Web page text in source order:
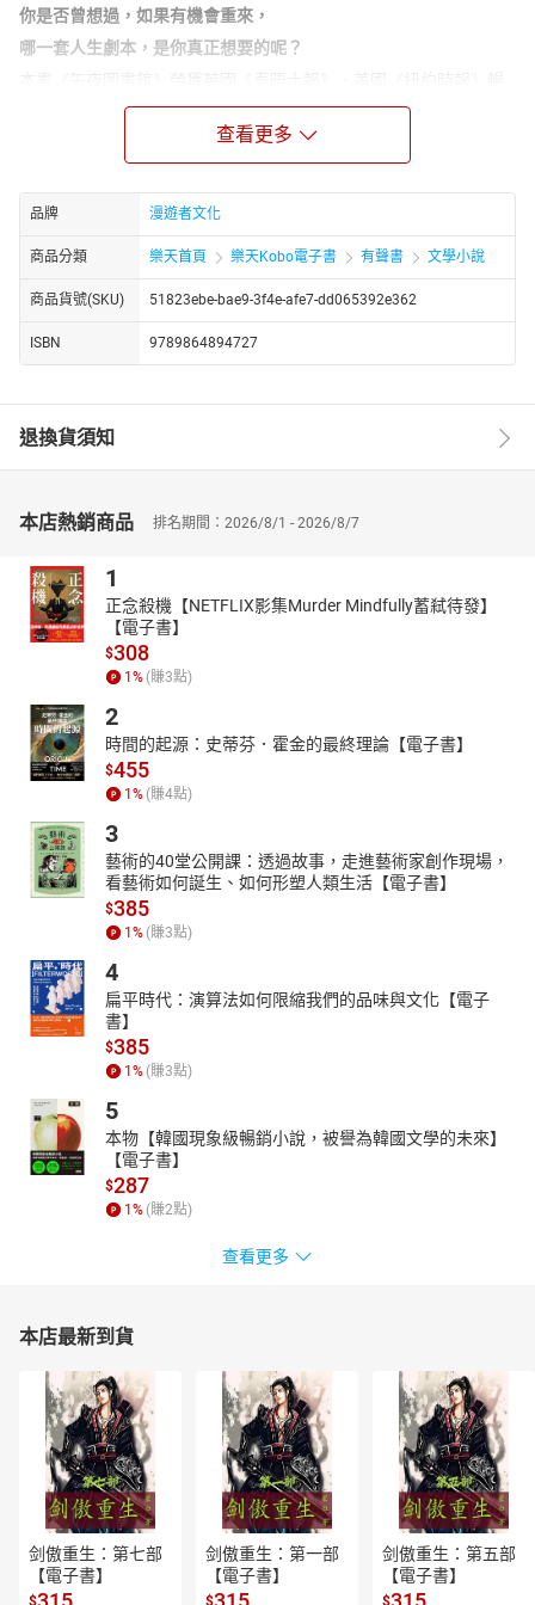
你是否曾想過，如果有機會重來，
哪一套人生劇本，是你真正想要的呢？
銷榜。2020年亞馬遜書店百大選書。The Glitter Guide網站選為
2020年9本必讀小說之一。除了佔據各大小說暢銷榜之外，本書亦
受到世界各國版權青睞，目前已賣出全球22國版權。電影版權也已
本書作者麥特．海格，是心靈療癒類型的暢銷書作者，是當代探討
盤踞英國暢銷榜40多週。曾罹患憂鬱症的他，在《午夜圖書館》
中，以跳躍式時空敘述手法，撰寫同樣罹患憂鬱症的女主角「諾
故事從三十五歲的諾拉，決定要自殺那天開始說起。
來到生與死的交界，走進了一座圖書館。
在圖書館裡，她獲得了重新來過的機會。因為那間午夜圖書館，收
「能選擇卻沒有選擇」的機會，都活過一次。
地的冰川學者，或是參加奧運的游泳選手、世界巡迴演唱的搖滾明
星等等。然而，這些光明美好、榮耀光環，都有各種不堪與不幸，
諾拉一一經歷過後，終於找到了一個人人稱羨、無懈可擊的人生。
但，這就是諾拉想要的嗎？
本書特別邀請聲音演員林涵柔老師擔任朗讀者，她的商業作品超過
兩千餘支，合作對象包含環球唱片、兩廳院，也是國內外知名遊戲
的指定配音員。涵柔老師在本書中一人分飾多角，她溫柔細膩的嗓
音，豐富多樣的變化，讓本書聽來更添故事性，透過不同的聲音表
情，為聽者締造出不同於文字的感官世界，並利用聲音力道的拿
捏，牽引著聽者潛伏在諾拉各式各樣的人生中。
《午夜圖書館》是一本覺醒小說，作者透過一次次的選擇，邀請讀
者一同思索一個，關於生死及選擇的哲學問題：
腦海中的夢想、修補曾破裂的人際關係、避開遺憾和錯誤……把這一
生中的所有不美好都屏（ㄅㄧㄥˇ）除之後，我們，就幸福了嗎？如
果時光倒流，我們真的會做出比較好的抉擇嗎？
本書獻給所有覺得自己不夠好，對人生充滿失望後悔，總是無止盡
另一個版本的自己，請先走進《午夜圖書館》，聆聽諾拉的故事。
本有聲書由【漫遊者事業群 × 遍路文化】聯合製作
朗讀版本：2021年 2 月 初版一刷
版權申告：本書譯文為漫遊者文化所有，非經書面同意，不得以任
在英國暢銷榜盤踞40多週的自傳《活著的理由》。他也為兒童與青
書金獎，還三度入圍卡內基文學獎，作品《聖誕男孩》已被翻譯成
40多國語言，更曾經協助《柏靈頓：熊愛趴趴走》的電影團隊完成
劇本。另外，他的作品《英格蘭的最後家族》也已翻譯成三十種語
言，《雷德利一族》已賣出電影改編權，《時光邊緣的男人》也在
尚未出版前即由知名演員班尼迪克．康柏拜區的製片公司相中，搶
下改編權，並將由班尼迪克親自擔綱演出主角。
【譯者介紹】
章晉唯生於台北，台大外文系、師大翻譯所畢業，是《博恩夜夜
查看更多
品牌 漫遊者文化
商品分類 樂天首頁 樂天Kobo電子書 有聲書 文學小說
商品貨號(SKU) 51823ebe-bae9-3f4e-afe7-dd065392e362
ISBN 9789864894727
退換貨須知
本店熱銷商品 排名期間：2026/8/1 - 2026/8/7
1
正念殺機【NETFLIX影集Murder Mindfully蓄弒待發】
【電子書】
$308
1 % (賺3點)
2
時間的起源：史蒂芬．霍金的最終理論【電子書】
$455
1 % (賺4點)
3
藝術的40堂公開課：透過故事，走進藝術家創作現場，
看藝術如何誕生、如何形塑人類生活【電子書】
$385
1 % (賺3點)
4
扁平時代：演算法如何限縮我們的品味與文化【電子
書】
$385
1 % (賺3點)
5
本物【韓國現象級暢銷小說，被譽為韓國文學的未來】
【電子書】
$287
1 % (賺2點)
查看更多
本店最新到貨
剑傲重生：第七部
【電子書】
剑傲重生：第一部
【電子書】
剑傲重生：第五部
【電子書】